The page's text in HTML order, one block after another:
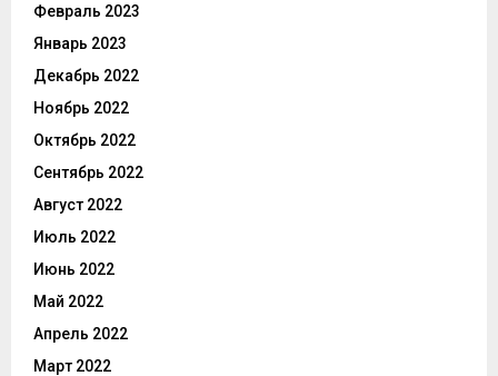
Февраль 2023
Январь 2023
Декабрь 2022
Ноябрь 2022
Октябрь 2022
Сентябрь 2022
Август 2022
Июль 2022
Июнь 2022
Май 2022
Апрель 2022
Март 2022